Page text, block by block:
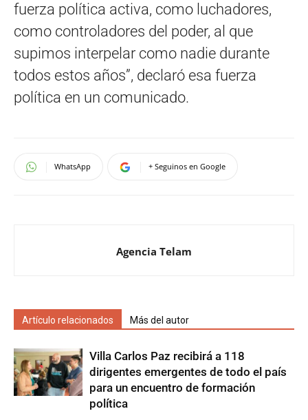
fuerza política activa, como luchadores,
como controladores del poder, al que
supimos interpelar como nadie durante
todos estos años”, declaró esa fuerza
política en un comunicado.
WhatsApp + Seguinos en Google
Agencia Telam
Artículo relacionados Más del autor
Villa Carlos Paz recibirá a 118
dirigentes emergentes de todo el país
para un encuentro de formación
política